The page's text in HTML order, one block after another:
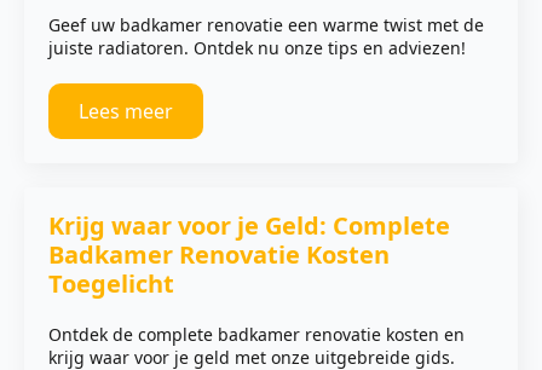
Geef uw badkamer renovatie een warme twist met de
juiste radiatoren. Ontdek nu onze tips en adviezen!
Lees meer
Krijg waar voor je Geld: Complete
Badkamer Renovatie Kosten
Toegelicht
Ontdek de complete badkamer renovatie kosten en
krijg waar voor je geld met onze uitgebreide gids.